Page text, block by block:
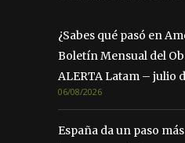
¿Sabes qué pasó en
Boletín Mensual del
ALERTA Latam – julio
06/08/2026
España da un paso